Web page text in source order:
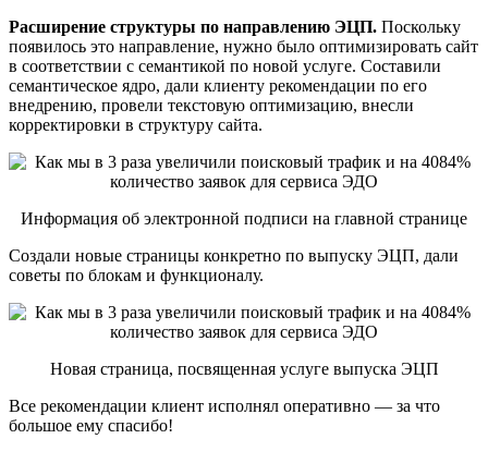
Расширение структуры по направлению ЭЦП. Поскольку
появилось это направление, нужно было оптимизировать сайт
в соответствии с семантикой по новой услуге. Составили
семантическое ядро, дали клиенту рекомендации по его
внедрению, провели текстовую оптимизацию, внесли
корректировки в структуру сайта.
Информация об электронной подписи на главной странице
Создали новые страницы конкретно по выпуску ЭЦП, дали
советы по блокам и функционалу.
Новая страница, посвященная услуге выпуска ЭЦП
Все рекомендации клиент исполнял оперативно — за что
большое ему спасибо!